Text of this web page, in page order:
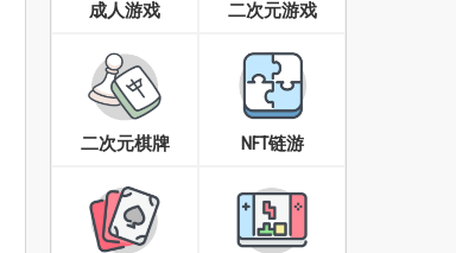
成人游戏 二次元游戏
二次元棋牌 NFT链游